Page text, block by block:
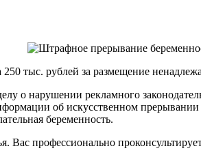
тыс. рублей за размещение
о нарушении рекламного
об искусственном
беременность.
профессионально